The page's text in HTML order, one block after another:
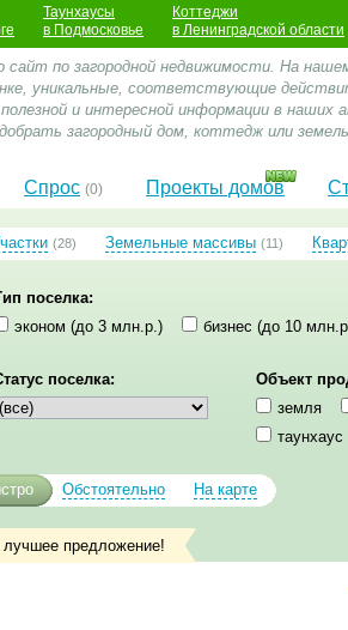
Таунхаусы
в Подмосковье
Коттеджи
в Ленинградской области
сайт по загородной недвижимости. На
уникальные, соответствующие
и интересной информации в наших
загородный дом, коттедж или
Спрос (0) Проекты домов
(28) Земельные массивы (11)
поселка:
эконом (до 3 млн.р.)
бизнес (до 10
поселка:
Объект
земля
таунхаус
Обстоятельно На карте
лучшее предложение!